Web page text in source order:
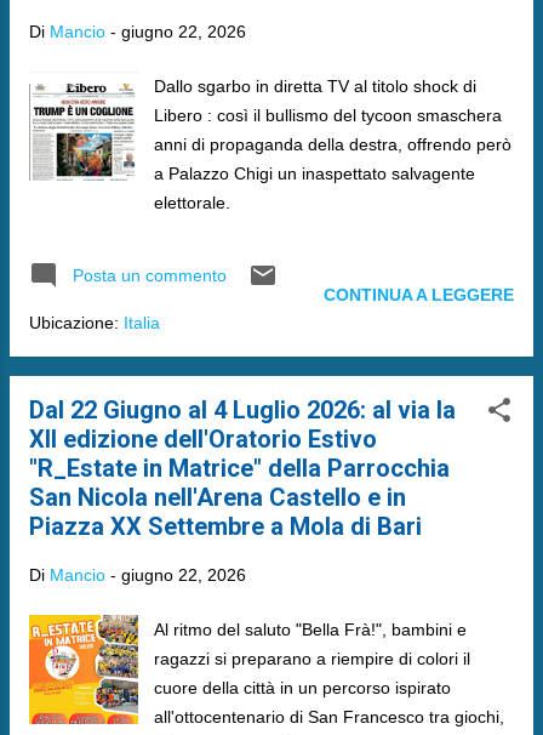
Di Mancio - giugno 22, 2026
Dallo sgarbo in diretta TV al titolo shock di
Libero : così il bullismo del tycoon smaschera
anni di propaganda della destra, offrendo però
a Palazzo Chigi un inaspettato salvagente
elettorale.
Posta un commento
Ubicazione: Italia
CONTINUA A LEGGERE
Dal 22 Giugno al 4 Luglio 2026: al via la
XII edizione dell'Oratorio Estivo
"R_Estate in Matrice" della Parrocchia
San Nicola nell'Arena Castello e in
Piazza XX Settembre a Mola di Bari
Di Mancio - giugno 22, 2026
Al ritmo del saluto "Bella Frà!", bambini e
ragazzi si preparano a riempire di colori il
cuore della città in un percorso ispirato
all'ottocentenario di San Francesco tra giochi,